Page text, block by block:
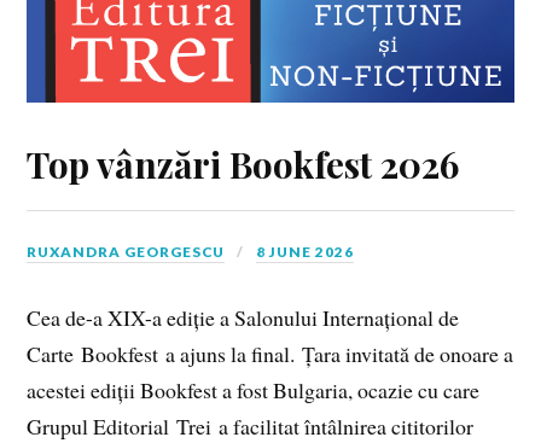
Top vânzări Bookfest 2026
RUXANDRA GEORGESCU 8 JUNE 2026
Cea de-a XIX-a ediție a Salonului Internațional de
Carte Bookfest a ajuns la final. Țara invitată de onoare a
acestei ediții Bookfest a fost Bulgaria, ocazie cu care
Grupul Editorial Trei a facilitat întâlnirea cititorilor